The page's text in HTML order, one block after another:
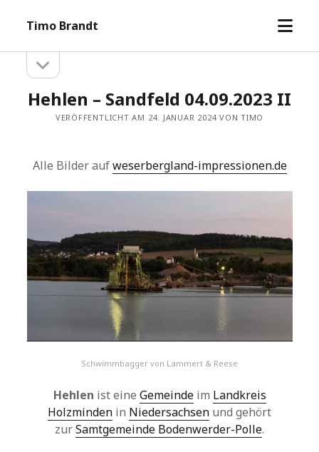
Timo Brandt
Menü
Seitenleiste
öffnen
Hehlen – Sandfeld 04.09.2023 II
VERÖFFENTLICHT AM 24. JANUAR 2024 VON TIMO
Alle Bilder aufweserbergland-impressionen.de
Schwimmbagger von Lammert & Reese
Hehlen ist eine Gemeindeim Landkreis
Holzminden in Niedersachsen und gehört
zurSamtgemeinde Bodenwerder-Polle.